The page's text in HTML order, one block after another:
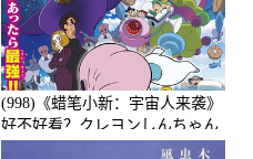
(998)《蜡笔小新：宇宙人来袭》
好不好看？クレヨンしんちゃん
襲来!!宇宙人シリリ观众点评及